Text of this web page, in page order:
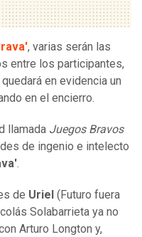
, varias serán las
entre los participantes,
en evidencia un
en el encierro.
llamada Juegos Bravos
de ingenio e intelecto
.
de Uriel (Futuro fuera
Solabarrieta ya no
Arturo Longton y,